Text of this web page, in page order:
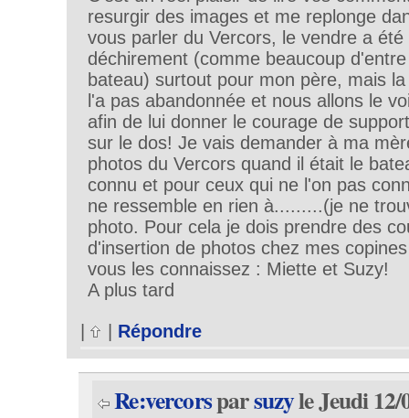
resurgir des images et me replonge
vous parler du Vercors, le vendre a été
déchirement (comme beaucoup
bateau) surtout pour mon père, mais
l'a pas abandonnée et nous allons le
afin de lui donner le courage de
sur le dos! Je vais demander à ma
photos du Vercors quand il était le
connu et pour ceux qui ne l'on pas
ne ressemble en rien à.........(je ne
photo. Pour cela je dois prendre des
d'insertion de photos chez mes
vous les connaissez : Miette et Suzy!
A plus tard
| | Répondre
Re:vercorsparsuzyle Jeudi 12/